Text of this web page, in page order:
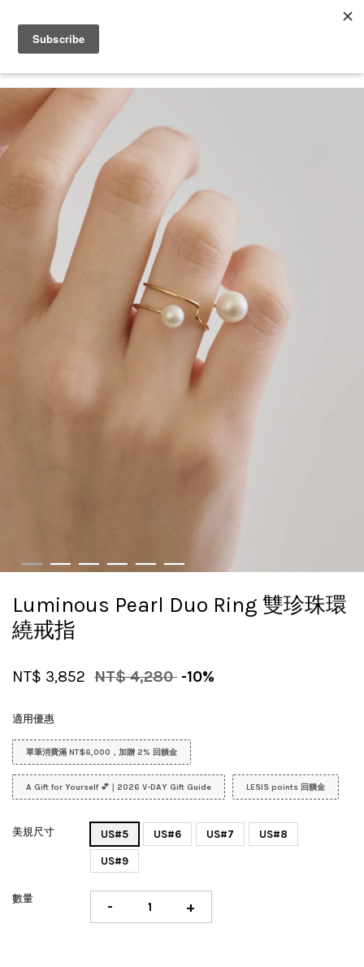
Luminous Pearl Duo Ring 雙珍珠環
繞戒指
NT$ 3,852 NT$ 4,280 -10%
適用優惠
單筆消費滿 NT$6,000，加贈 2% 回饋金
A Gift for Yourself 💕｜2026 V-DAY Gift Guide LESIS points 回饋金
美規尺寸 US#5 US#6 US#7 US#8
US#9
數量 - +
您的購物車目前還是空的。
繼續購物